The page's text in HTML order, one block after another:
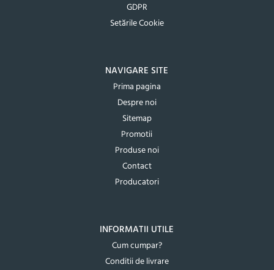
GDPR
Setările Cookie
NAVIGARE SITE
Prima pagina
Despre noi
Sitemap
Promotii
Produse noi
Contact
Producatori
INFORMATII UTILE
Cum cumpar?
Conditii de livrare